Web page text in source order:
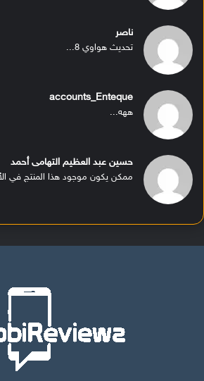
ناصر
تحديث هواوي 8...
accounts_Enteque
ههه...
حسين عبد العظيم التهامى أحمد
ممكن يكون موجود هذا المنتج في